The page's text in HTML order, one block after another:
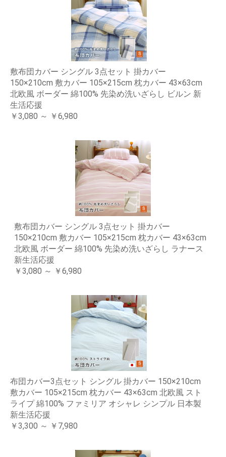
敷布団カバー シングル 3点セット 掛カバー
150×210cm 敷カバー 105×215cm 枕カバー 43×63cm
北欧風 ボーダー 綿100% 先染め洗いざらし ビルン 新
生活応援
￥3,080 ～ ￥6,980
敷布団カバー シングル 3点セット 掛カバー
150×210cm 敷カバー 105×215cm 枕カバー 43×63cm
北欧風 ボーダー 綿100% 先染め洗いざらし ラナース
新生活応援
￥3,080 ～ ￥6,980
布団カバー3点セット シングル 掛カバー 150×210cm
敷カバー 105×215cm 枕カバー 43×63cm 北欧風 スト
ライプ 綿100% ファミリア オシャレ シンプル 日本製
新生活応援
￥3,300 ～ ￥7,980